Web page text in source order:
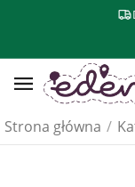
Strona główna /